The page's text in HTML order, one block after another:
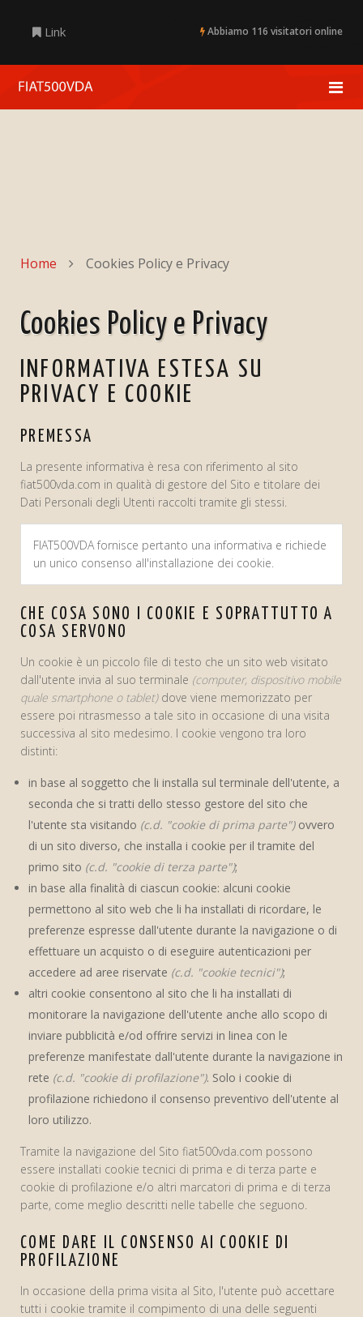
Link Abbiamo 116 visitatori online
Home Cookies Policy e Privacy
Cookies Policy e Privacy
INFORMATIVA ESTESA SU
PRIVACY E COOKIE
PREMESSA
La presente informativa è resa con riferimento al sito
fiat500vda.com in qualità di gestore del Sito e titolare dei
Dati Personali degli Utenti raccolti tramite gli stessi.
FIAT500VDA fornisce pertanto una informativa e richiede
un unico consenso all'installazione dei cookie.
CHE COSA SONO I COOKIE E SOPRATTUTTO A
COSA SERVONO
Un cookie è un piccolo file di testo che un sito web visitato
dall'utente invia al suo terminale (computer, dispositivo mobile
quale smartphone o tablet)dove viene memorizzato per
essere poi ritrasmesso a tale sito in occasione di una visita
successiva al sito medesimo. I cookie vengono tra loro
distinti:
in base al soggetto che li installa sul terminale dell'utente, a
seconda che si tratti dello stesso gestore del sito che
l'utente sta visitando (c.d. "cookie di prima parte")ovvero
di un sito diverso, che installa i cookie per il tramite del
primo sito (c.d. "cookie di terza parte");
in base alla finalità di ciascun cookie: alcuni cookie
permettono al sito web che li ha installati di ricordare, le
preferenze espresse dall'utente durante la navigazione o di
effettuare un acquisto o di eseguire autenticazioni per
accedere ad aree riservate (c.d. "cookie tecnici");
altri cookie consentono al sito che li ha installati di
monitorare la navigazione dell'utente anche allo scopo di
inviare pubblicità e/od offrire servizi in linea con le
preferenze manifestate dall'utente durante la navigazione in
rete (c.d. "cookie di profilazione"). Solo i cookie di
profilazione richiedono il consenso preventivo dell'utente al
loro utilizzo.
Tramite la navigazione del Sito fiat500vda.com possono
essere installati cookie tecnici di prima e di terza parte e
cookie di profilazione e/o altri marcatori di prima e di terza
parte, come meglio descritti nelle tabelle che seguono.
COME DARE IL CONSENSO AI COOKIE DI
PROFILAZIONE
In occasione della prima visita al Sito, l'utente può accettare
tutti i cookie tramite il compimento di una delle seguenti